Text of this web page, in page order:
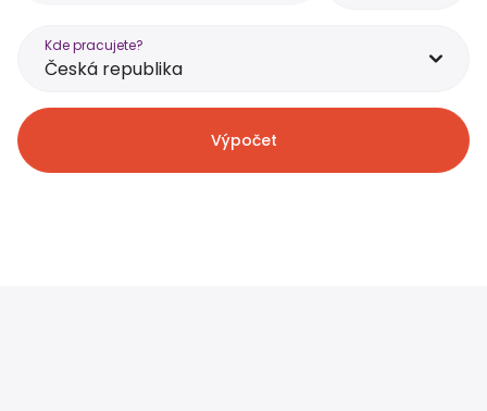
Kde pracujete?
Česká republika
Výpočet